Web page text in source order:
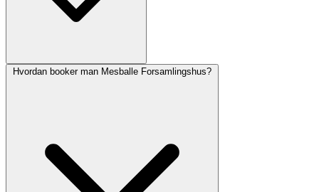
Hvordan booker man Mesballe Forsamlingshus?